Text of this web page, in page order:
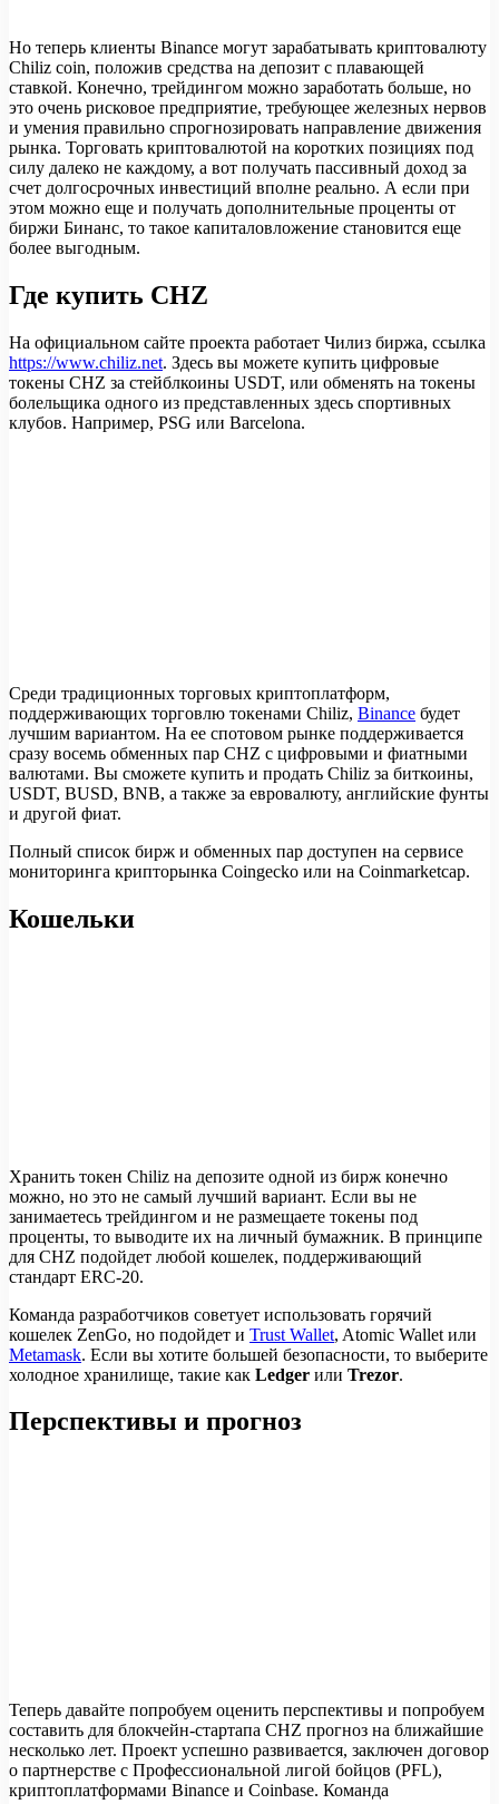
Но теперь клиенты Binance могут зарабатывать криптовалюту
Сhiliz coin, положив средства на депозит с плавающей
ставкой. Конечно, трейдингом можно заработать больше, но
это очень рисковое предприятие, требующее железных нервов
и умения правильно спрогнозировать направление движения
рынка. Торговать криптовалютой на коротких позициях под
силу далеко не каждому, а вот получать пассивный доход за
счет долгосрочных инвестиций вполне реально. А если при
этом можно еще и получать дополнительные проценты от
биржи Бинанс, то такое капиталовложение становится еще
более выгодным.
Где купить CHZ
На официальном сайте проекта работает Чилиз биржа, ссылка
https://www.chiliz.net. Здесь вы можете купить цифровые
токены CHZ за стейблкоины USDT, или обменять на токены
болельщика одного из представленных здесь спортивных
клубов. Например, PSG или Barсelona.
Среди традиционных торговых криптоплатформ,
поддерживающих торговлю токенами Chiliz, Binance будет
лучшим вариантом. На ее спотовом рынке поддерживается
сразу восемь обменных пар CHZ с цифровыми и фиатными
валютами. Вы сможете купить и продать Chiliz за биткоины,
USDT, BUSD, BNB, а также за евровалюту, английские фунты
и другой фиат.
Полный список бирж и обменных пар доступен на сервисе
мониторинга крипторынка Coingecko или на Coinmarketcap.
Кошельки
Хранить токен Chiliz на депозите одной из бирж конечно
можно, но это не самый лучший вариант. Если вы не
занимаетесь трейдингом и не размещаете токены под
проценты, то выводите их на личный бумажник. В принципе
для CHZ подойдет любой кошелек, поддерживающий
стандарт ERC-20.
Команда разработчиков советует использовать горячий
кошелек ZenGo, но подойдет и Trust Wallet, Atomic Wallet или
Metamask. Если вы хотите большей безопасности, то выберите
холодное хранилище, такие как Ledger или Trezor.
Перспективы и прогноз
Теперь давайте попробуем оценить перспективы и попробуем
составить для блокчейн-стартапа CHZ прогноз на ближайшие
несколько лет. Проект успешно развивается, заключен договор
о партнерстве с Профессиональной лигой бойцов (PFL),
криптоплатформами Binance и Coinbase. Команда